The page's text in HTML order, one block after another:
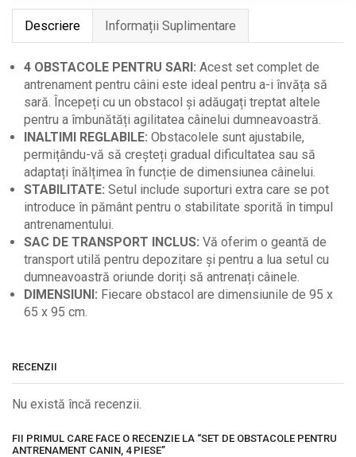
piese
Descriere Informații Suplimentare
4 OBSTACOLE PENTRU SARI: Acest set complet de
antrenament pentru câini este ideal pentru a-i învăța să
sară. Începeți cu un obstacol și adăugați treptat altele
pentru a îmbunătăți agilitatea câinelui dumneavoastră.
INALTIMI REGLABILE: Obstacolele sunt ajustabile,
permițându-vă să creșteți gradual dificultatea sau să
adaptați înălțimea în funcție de dimensiunea câinelui.
STABILITATE: Setul include suporturi extra care se pot
introduce în pământ pentru o stabilitate sporită în timpul
antrenamentului.
SAC DE TRANSPORT INCLUS: Vă oferim o geantă de
transport utilă pentru depozitare și pentru a lua setul cu
dumneavoastră oriunde doriți să antrenați câinele.
DIMENSIUNI: Fiecare obstacol are dimensiunile de 95 x
65 x 95 cm.
RECENZII
Nu există încă recenzii.
FII PRIMUL CARE FACE O RECENZIE LA “SET DE OBSTACOLE PENTRU
ANTRENAMENT CANIN, 4 PIESE”